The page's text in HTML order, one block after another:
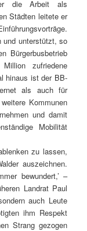
die Arbeit als
Städten leitete er
und unterstützt, so
Bürgerbusbetrieb
zufriedene
hinaus ist der BB-
als auch für
Kommunen
und damit
Mobilität
zu lassen,
auszeichnen.
bewundert,’ –
Landrat Paul
auch Leute
ihm Respekt
Strang gezogen